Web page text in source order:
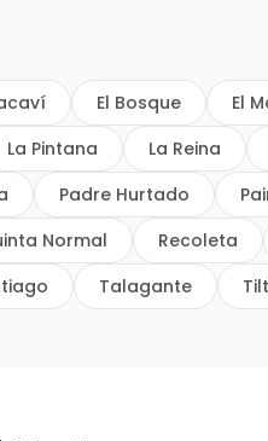
El Bosque El
La Pintana La Reina
Padre Hurtado
Normal Recoleta
Talagante